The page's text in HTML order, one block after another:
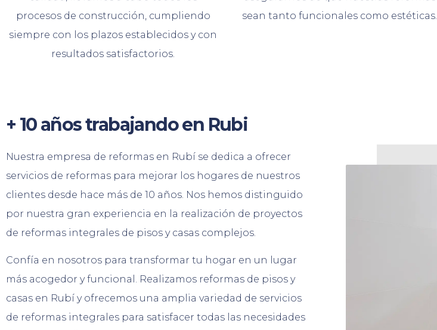
procesos de construcción, cumpliendo
siempre con los plazos establecidos y con
resultados satisfactorios.
sean tanto funcionales como estéticas.
+ 10 años trabajando en Rubi
Nuestra empresa de reformas en Rubí se dedica a ofrecer
servicios de reformas para mejorar los hogares de nuestros
clientes desde hace más de 10 años. Nos hemos distinguido
por nuestra gran experiencia en la realización de proyectos
de reformas integrales de pisos y casas complejos.
Confía en nosotros para transformar tu hogar en un lugar
más acogedor y funcional. Realizamos reformas de pisos y
casas en Rubí y ofrecemos una amplia variedad de servicios
de reformas integrales para satisfacer todas las necesidades